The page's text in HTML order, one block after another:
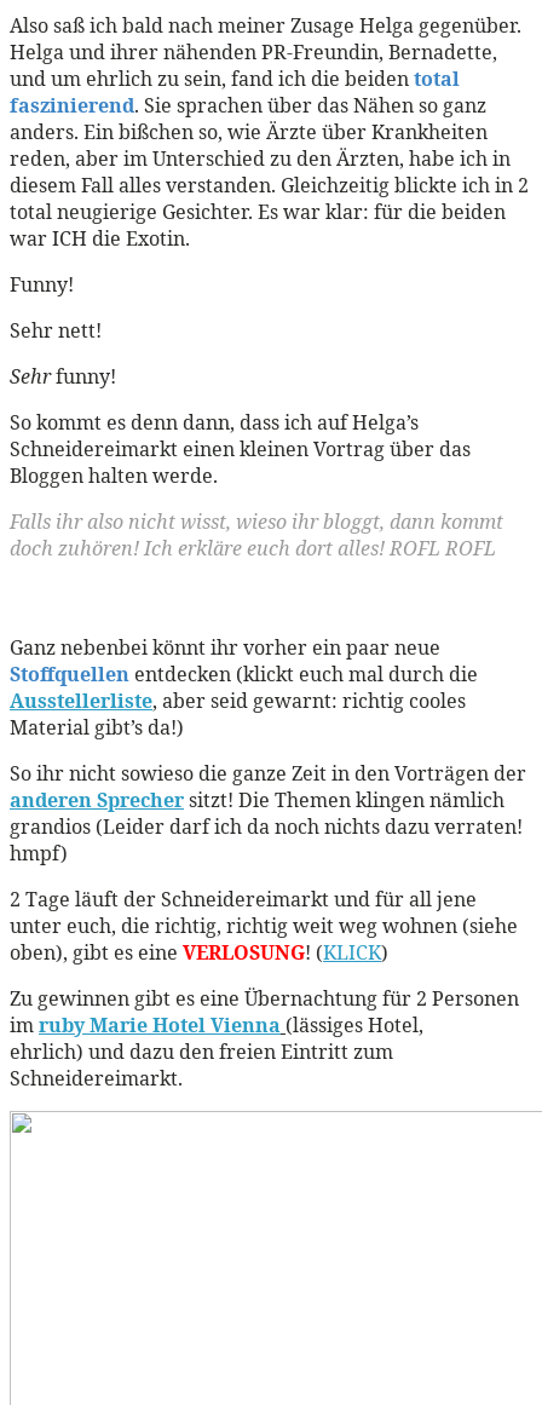
Also saß ich bald nach meiner Zusage Helga gegenüber.
Helga und ihrer nähenden PR-Freundin, Bernadette,
und um ehrlich zu sein, fand ich die beidentotal
faszinierend. Sie sprachen über das Nähen so ganz
anders. Ein bißchen so, wie Ärzte über Krankheiten
reden, aber im Unterschied zu den Ärzten, habe ich in
diesem Fall alles verstanden. Gleichzeitig blickte ich in 2
total neugierige Gesichter. Es war klar: für die beiden
war ICH die Exotin.
Funny!
Sehr nett!
Sehrfunny!
So kommt es denn dann, dass ich auf Helga’s
Schneidereimarkt einen kleinen Vortrag über das
Bloggen halten werde.
Falls ihr also nicht wisst, wieso ihr bloggt, dann kommt
doch zuhören! Ich erkläre euch dort alles! ROFL ROFL
Ganz nebenbei könnt ihr vorher ein paar neue
Stoffquellen entdecken (klickt euch mal durch die
Ausstellerliste, aber seid gewarnt: richtig cooles
Material gibt’s da!)
So ihr nicht sowieso die ganze Zeit in den Vorträgen der
anderen Sprechersitzt! Die Themen klingen nämlich
grandios (Leider darf ich da noch nichts dazu verraten!
hmpf)
2 Tage läuft der Schneidereimarkt und für all jene
unter euch, die richtig, richtig weit weg wohnen (siehe
oben), gibt es eine VERLOSUNG! (KLICK)
Zu gewinnen gibt es eine Übernachtung für 2 Personen
imruby Marie Hotel Vienna (lässiges Hotel,
ehrlich) und dazu den freien Eintritt zum
Schneidereimarkt.